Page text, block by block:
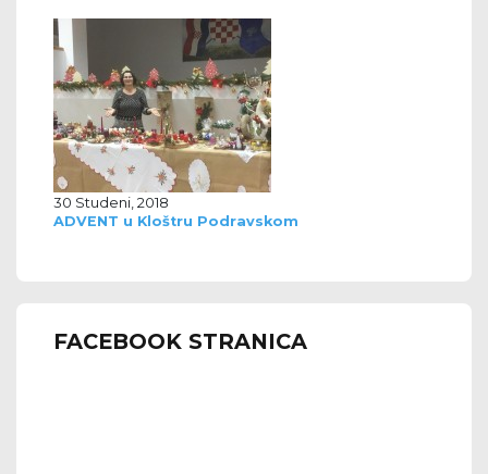
30 Studeni, 2018
ADVENT u Kloštru Podravskom
FACEBOOK STRANICA